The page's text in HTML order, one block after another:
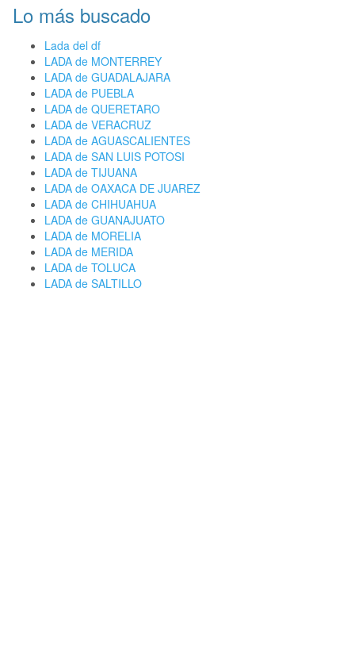
Lo más buscado
Lada del df
LADA de MONTERREY
LADA de GUADALAJARA
LADA de PUEBLA
LADA de QUERETARO
LADA de VERACRUZ
LADA de AGUASCALIENTES
LADA de SAN LUIS POTOSI
LADA de TIJUANA
LADA de OAXACA DE JUAREZ
LADA de CHIHUAHUA
LADA de GUANAJUATO
LADA de MORELIA
LADA de MERIDA
LADA de TOLUCA
LADA de SALTILLO